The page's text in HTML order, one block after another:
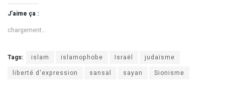
J’aime ça :
chargement…
Tags: islam islamophobe Israël
judaïsme
liberté d'expression
sansal sayan Sionisme